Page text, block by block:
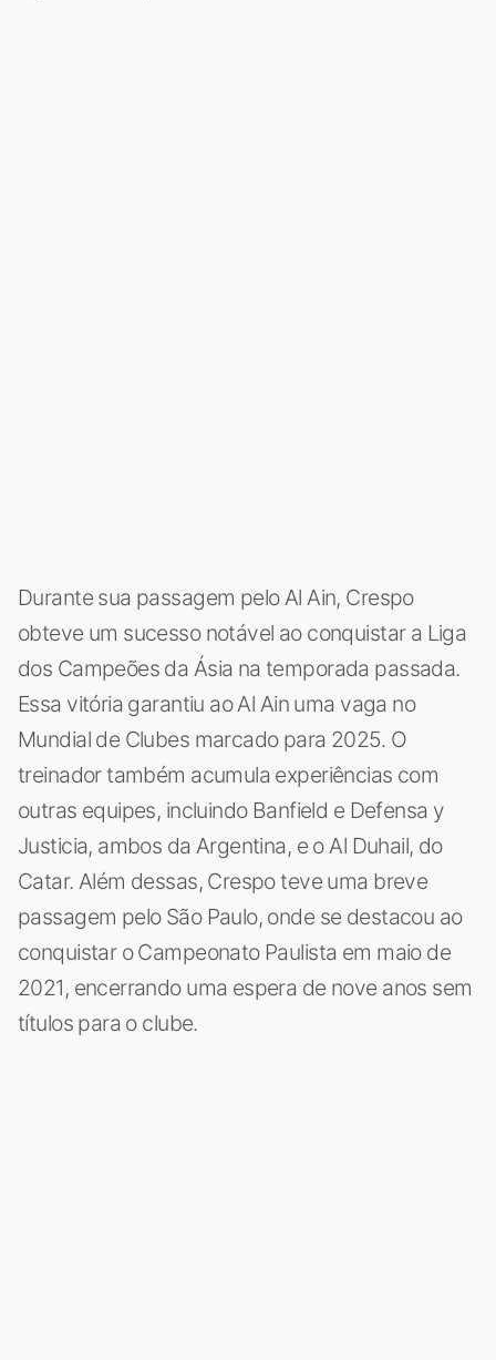
Durante sua passagem pelo Al Ain, Crespo
obteve um sucesso notável ao conquistar a Liga
dos Campeões da Ásia na temporada passada.
Essa vitória garantiu ao Al Ain uma vaga no
Mundial de Clubes marcado para 2025. O
treinador também acumula experiências com
outras equipes, incluindo Banfield e Defensa y
Justicia, ambos da Argentina, e o Al Duhail, do
Catar. Além dessas, Crespo teve uma breve
passagem pelo São Paulo, onde se destacou ao
conquistar o Campeonato Paulista em maio de
2021, encerrando uma espera de nove anos sem
títulos para o clube.